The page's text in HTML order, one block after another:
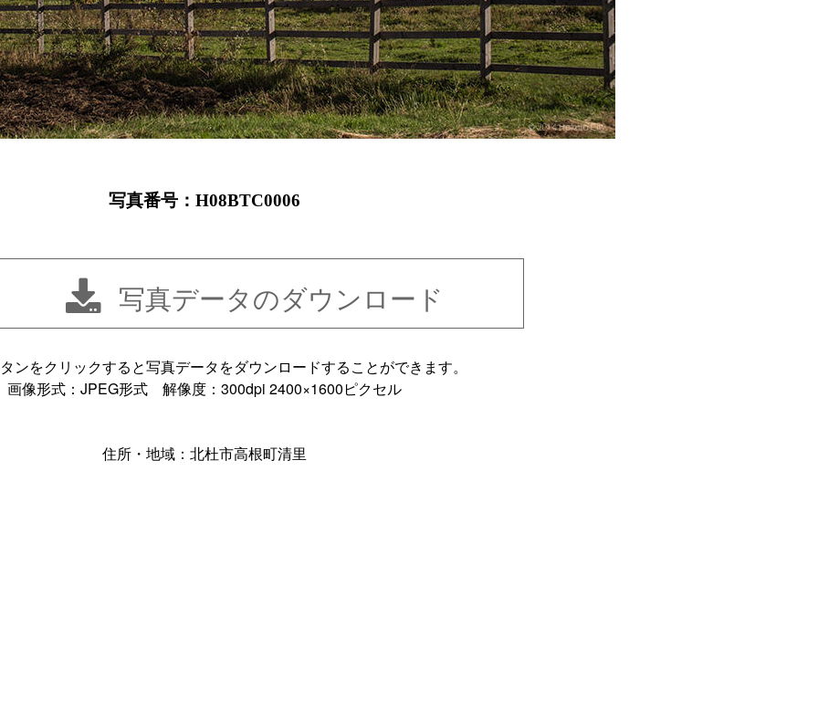
写真番号：H08BTC0006
写真データのダウンロード
ンをクリックすると写真データをダウンロードすることができます。
画像形式：JPEG形式 解像度：300dpi 2400×1600ピクセル
住所・地域：北杜市高根町清里